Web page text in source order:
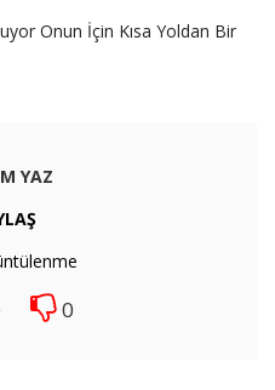
Onun İçin Kısa Yoldan Bir
YAZ
0